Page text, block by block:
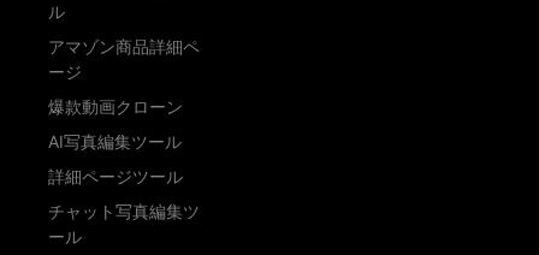
ル
アマゾン商品詳細ペ
ージ
爆款動画クローン
AI写真編集ツール
詳細ページツール
チャット写真編集ツ
ール